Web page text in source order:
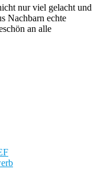
nur viel gelacht und
Nachbarn echte
an alle